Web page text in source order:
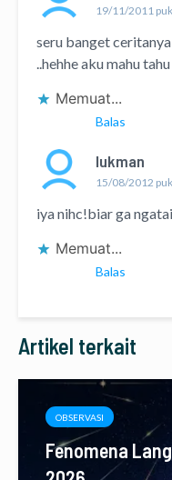
19/11/2011
seru banget
..hehhe aku mahu
Memuat...
Balas
lukman
15/08/2012
iya nihc!biar ga
Memuat...
Balas
Artikel terkait
OBSERVASI
Fenomena